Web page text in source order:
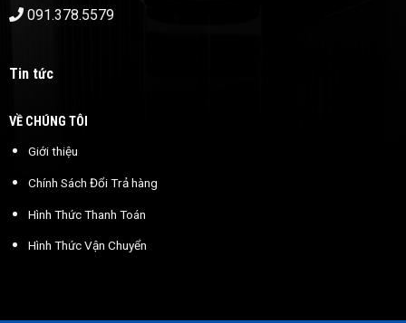
091.378.5579
Tin tức
VỀ CHÚNG TÔI
Giới thiệu
Chính Sách Đổi Trả hàng
Hình Thức Thanh Toán
Hình Thức Vận Chuyển